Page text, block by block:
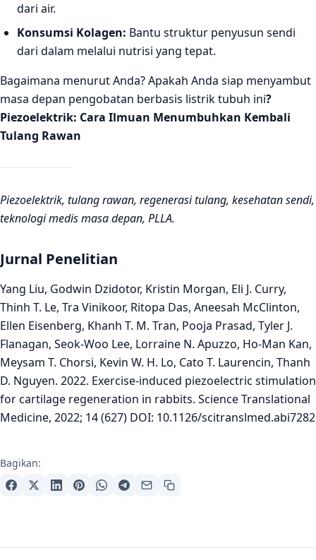
dari air.
Konsumsi Kolagen: Bantu struktur penyusun sendi
dari dalam melalui nutrisi yang tepat.
Bagaimana menurut Anda? Apakah Anda siap menyambut
masa depan pengobatan berbasis listrik tubuh ini?
Piezoelektrik: Cara Ilmuan Menumbuhkan Kembali
Tulang Rawan
Piezoelektrik, tulang rawan, regenerasi tulang, kesehatan sendi,
teknologi medis masa depan, PLLA.
Jurnal Penelitian
Yang Liu, Godwin Dzidotor, Kristin Morgan, Eli J. Curry,
Thinh T. Le, Tra Vinikoor, Ritopa Das, Aneesah McClinton,
Ellen Eisenberg, Khanh T. M. Tran, Pooja Prasad, Tyler J.
Flanagan, Seok-Woo Lee, Lorraine N. Apuzzo, Ho-Man Kan,
Meysam T. Chorsi, Kevin W. H. Lo, Cato T. Laurencin, Thanh
D. Nguyen. 2022. Exercise-induced piezoelectric stimulation
for cartilage regeneration in rabbits. Science Translational
Medicine, 2022; 14 (627) DOI: 10.1126/scitranslmed.abi7282
Bagikan: